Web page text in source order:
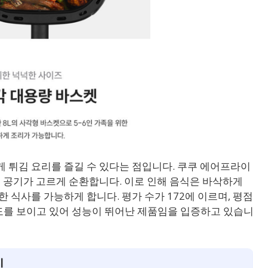
튀김 요리를 즐길 수 있다는 점입니다. 쿠쿠 에어프라이
기가 고르게 순환합니다. 이로 인해 음식은 바삭하게
식사를 가능하게 합니다. 평가 수가 172에 이르며, 평점
보이고 있어 성능이 뛰어난 제품임을 입증하고 있습니